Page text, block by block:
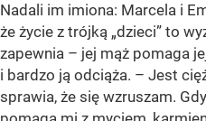
Nadali im imiona: Marcela i
że życie z trójką „dzieci” to
zapewnia – jej mąż pomaga
i bardzo ją odciąża. – Jest
sprawia, że się wzruszam.